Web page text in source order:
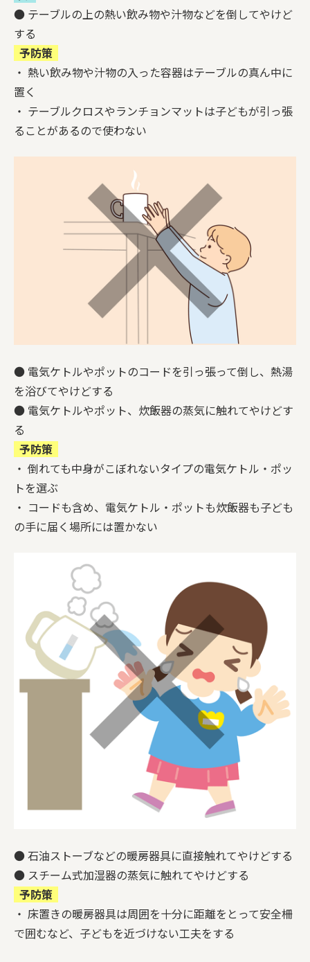
● テーブルの上の熱い飲み物や汁物などを倒してやけど
する
予防策
・ 熱い飲み物や汁物の入った容器はテーブルの真ん中に
置く
・ テーブルクロスやランチョンマットは子どもが引っ張
ることがあるので使わない
● 電気ケトルやポットのコードを引っ張って倒し、熱湯
を浴びてやけどする
● 電気ケトルやポット、炊飯器の蒸気に触れてやけどす
る
予防策
・ 倒れても中身がこぼれないタイプの電気ケトル・ポッ
トを選ぶ
・ コードも含め、電気ケトル・ポットも炊飯器も子ども
の手に届く場所には置かない
● 石油ストーブなどの暖房器具に直接触れてやけどする
● スチーム式加湿器の蒸気に触れてやけどする
予防策
・ 床置きの暖房器具は周囲を十分に距離をとって安全柵
で囲むなど、子どもを近づけない工夫をする